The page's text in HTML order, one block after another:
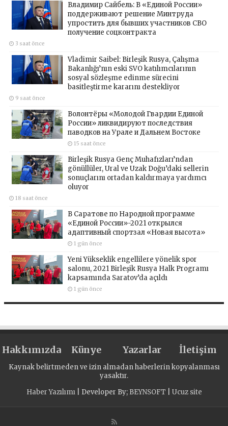
Владимир Сайбель: В «Единой России»
поддерживают решение Минтруда
упростить для бывших участников СВО
получение соцконтракта
3 saat önce
Vladimir Saibel: Birleşik Rusya, Çalışma
Bakanlığı’nın eski SVO katılımcılarının
sosyal sözleşme edinme sürecini
basitleştirme kararını destekliyor
9 saat önce
Волонтёры «Молодой Гвардии Единой
России» ликвидируют последствия
паводков на Урале и Дальнем Востоке
15 saat önce
Birleşik Rusya Genç Muhafızları’ndan
gönüllüler, Ural ve Uzak Doğu’daki sellerin
sonuçlarını ortadan kaldırmaya yardımcı
oluyor
18 saat önce
В Саратове по Народной программе
«Единой России»-2021 открылся
адаптивный спортзал «Новая высота»
1 gün önce
Yeni Yükseklik engellilere yönelik spor
salonu, 2021 Birleşik Rusya Halk Programı
kapsamında Saratov’da açıldı
1 gün önce
Hakkımızda Künye Yazarlar İletişim
Kaynak belirtmeden ve izin almadan haberlerin kopyalanması
yasaktır.
Haber Yazılımı| Developer By; BEYNSOFT Ucuz site